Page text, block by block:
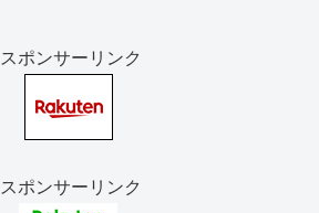
スポンサーリンク
スポンサーリンク